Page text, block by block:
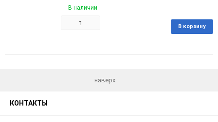
В наличии
В корзину
наверх
КОНТАКТЫ